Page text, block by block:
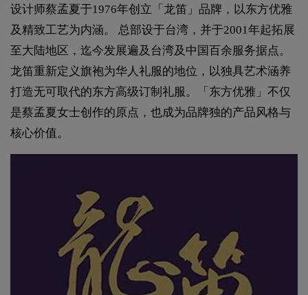
设计师蔡孟夏于1976年创立「龙笛」品牌，以东方优雅
及精致工艺为内涵。 总部设于台湾，并于2001年起拓展
至大陆地区，迄今发展遍及台湾及中国百余服务据点。
龙笛重新定义旗袍为华人礼服的地位，以独具艺术涵养
打造无可取代的东方高级订制礼服。「东方优雅」不仅
是蔡孟夏女士创作的原点，也成为品牌独的产品风格与
核心价值。